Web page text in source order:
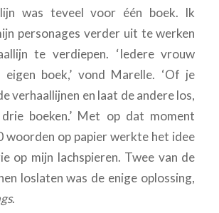
was teveel voor één boek. Ik
personages verder uit te werken
te verdiepen. ‘Iedere vrouw
boek,’ vond Marelle. ‘Of je
verhaallijnen en laat de andere los,
boeken.’ Met op dat moment
woorden op papier werkte het idee
op mijn lachspieren. Twee van de
loslaten was de enige oplossing,
.